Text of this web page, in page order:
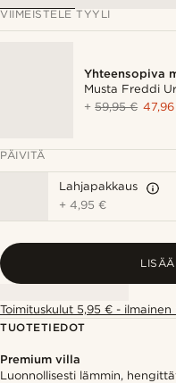
VIIMEISTELE TYYLI
Yhteensopiva
Musta Freddi
+59,95 €
PÄIVITÄ
Lahjapakkaus
+4,95 €
Toimituskulut 5,95 € -
TUOTETIEDOT
Premium villa
Luonnollisesti lämmin,